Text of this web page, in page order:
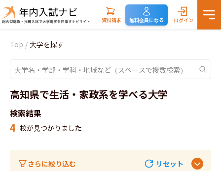
資料請求 無料会員になる ログイン
Top / 大学を探す
高知県で生活・家政系を学べる大学
検索結果
4 校が見つかりました
さらに絞り込む リセット